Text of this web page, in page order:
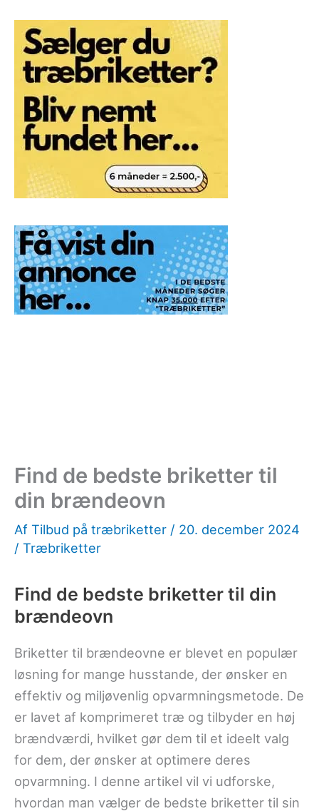
Find de bedste briketter til
din brændeovn
Af Tilbud på træbriketter / 20. december 2024
/ Træbriketter
Find de bedste briketter til din
brændeovn
Briketter til brændeovne er blevet en populær
løsning for mange husstande, der ønsker en
effektiv og miljøvenlig opvarmningsmetode. De
er lavet af komprimeret træ og tilbyder en høj
brændværdi, hvilket gør dem til et ideelt valg
for dem, der ønsker at optimere deres
opvarmning. I denne artikel vil vi udforske,
hvordan man vælger de bedste briketter til sin